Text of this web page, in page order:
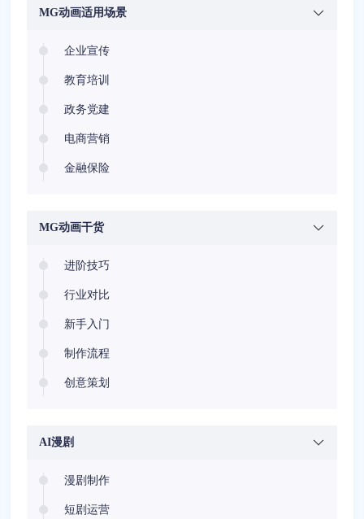
MG动画适用场景
企业宣传
教育培训
政务党建
电商营销
金融保险
安全教育
MG动画干货
进阶技巧
行业对比
新手入门
制作流程
创意策划
AI漫剧
漫剧制作
短剧运营